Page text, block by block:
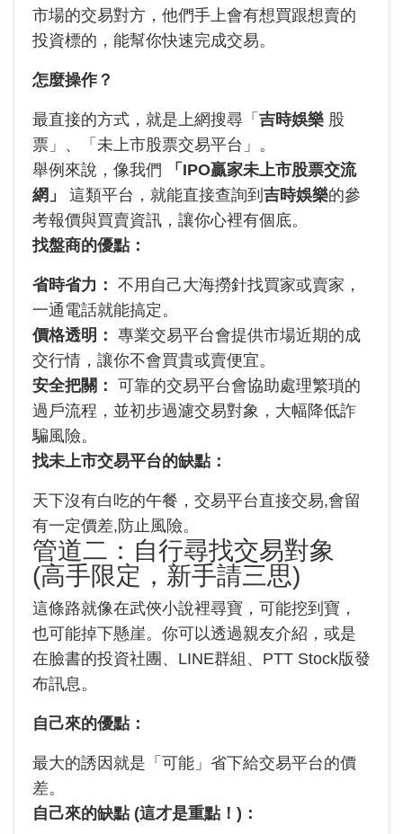
市場的交易對方，他們手上會有想買跟想賣的
投資標的，能幫你快速完成交易。
怎麼操作？
最直接的方式，就是上網搜尋「 吉時娛樂 股
票」、「未上市股票交易平台」。
舉例來說，像我們
「IPO贏家未上市股票交流
網」
這類平台，就能直接查詢到 吉時娛樂的參
考報價與買賣資訊，讓你心裡有個底。
找盤商的優點：
省時省力： 不用自己大海撈針找買家或賣家，
一通電話就能搞定。
價格透明： 專業交易平台會提供市場近期的成
交行情，讓你不會買貴或賣便宜。
安全把關： 可靠的交易平台會協助處理繁瑣的
過戶流程，並初步過濾交易對象，大幅降低詐
騙風險。
找未上市交易平台的缺點：
天下沒有白吃的午餐，交易平台直接交易,會留
有一定價差,防止風險。
管道二：自行尋找交易對象
(高手限定，新手請三思)
這條路就像在武俠小說裡尋寶，可能挖到寶，
也可能掉下懸崖。你可以透過親友介紹，或是
在臉書的投資社團、LINE群組、PTT Stock版發
布訊息。
自己來的優點：
最大的誘因就是「可能」省下給交易平台的價
差。
自己來的缺點 (這才是重點！)：